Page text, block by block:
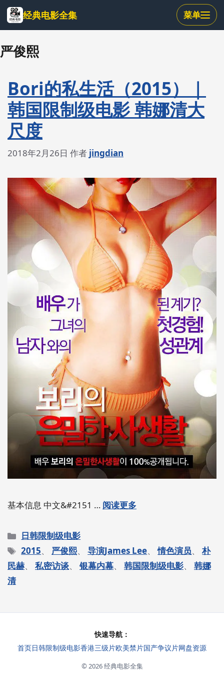
跳
到
主
要
内
经典电影全集 菜单
严俊熙
Bori的私生活（2015）｜
韩国限制级电影 韩娜清大
尺度
2018年2月26日 作者 jingdian
基本信息 中文&#2151 … 阅读更多
分
类
日韩限制级电影
标
签
2015、 严俊熙、导演James Lee、情色演员、朴
民赫、 私密访谈、 银幕内幕、 韩国限制级电影、 韩娜
清
快速导航：
首页日韩限制级电影香港三级片欧美禁片国产争议片网盘资源
© 2026 经典电影全集